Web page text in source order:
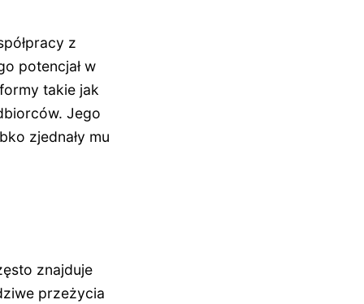
z
potencjał w
takie jak
Jego
zjednały mu
znajduje
przeżycia